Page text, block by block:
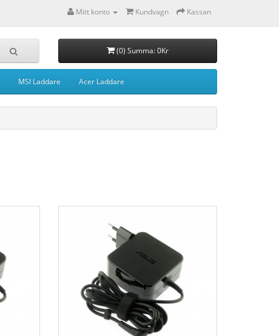
Mitt konto Kundvagn Kassan
(0) Summa: 0Kr
MSI Laddare Acer Laddare